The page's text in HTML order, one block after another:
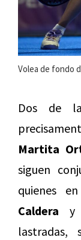
Volea de fondo
Dos de
Martita
siguen
quienes
Caldera y
lastradas,